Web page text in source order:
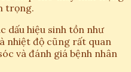
trọng.
dấu hiệu sinh tồn như
nhiệt độ cũng rất quan
và đánh giá bệnh nhân